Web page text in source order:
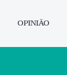
OPINIÃO